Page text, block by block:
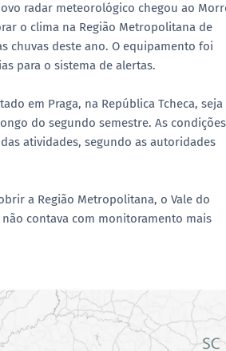
radar meteorológico chegou ao
o clima na Região Metropolitana de
chuvas deste ano. O equipamento foi
para o sistema de alertas.
em Praga, na República Tcheca, seja
do segundo semestre. As condições
atividades, segundo as autoridades
a Região Metropolitana, o Vale do
contava com monitoramento mais